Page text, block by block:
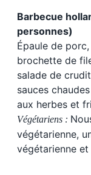
Barbecue
personnes)
Épaule de
brochette de
salade de
sauces
aux herbes et
Végétariens :
végétarienne,
végétarienne